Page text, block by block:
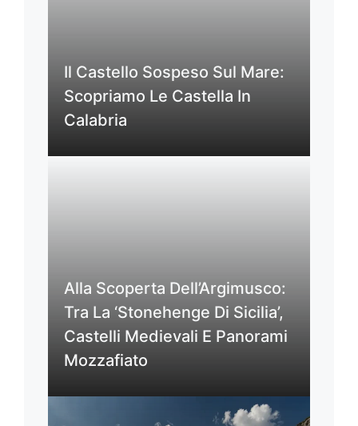
Il Castello Sospeso Sul Mare:
Scopriamo Le Castella In
Calabria
Alla Scoperta Dell’Argimusco:
Tra La ‘Stonehenge Di Sicilia’,
Castelli Medievali E Panorami
Mozzafiato